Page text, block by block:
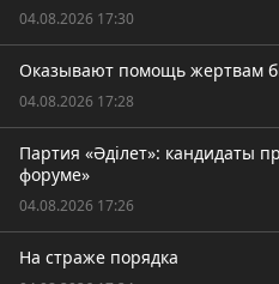
04.08.2026 17:30
Оказывают помощь жертвам
04.08.2026 17:28
Партия «Әділет»: кандидаты
форуме»
04.08.2026 17:26
На страже порядка